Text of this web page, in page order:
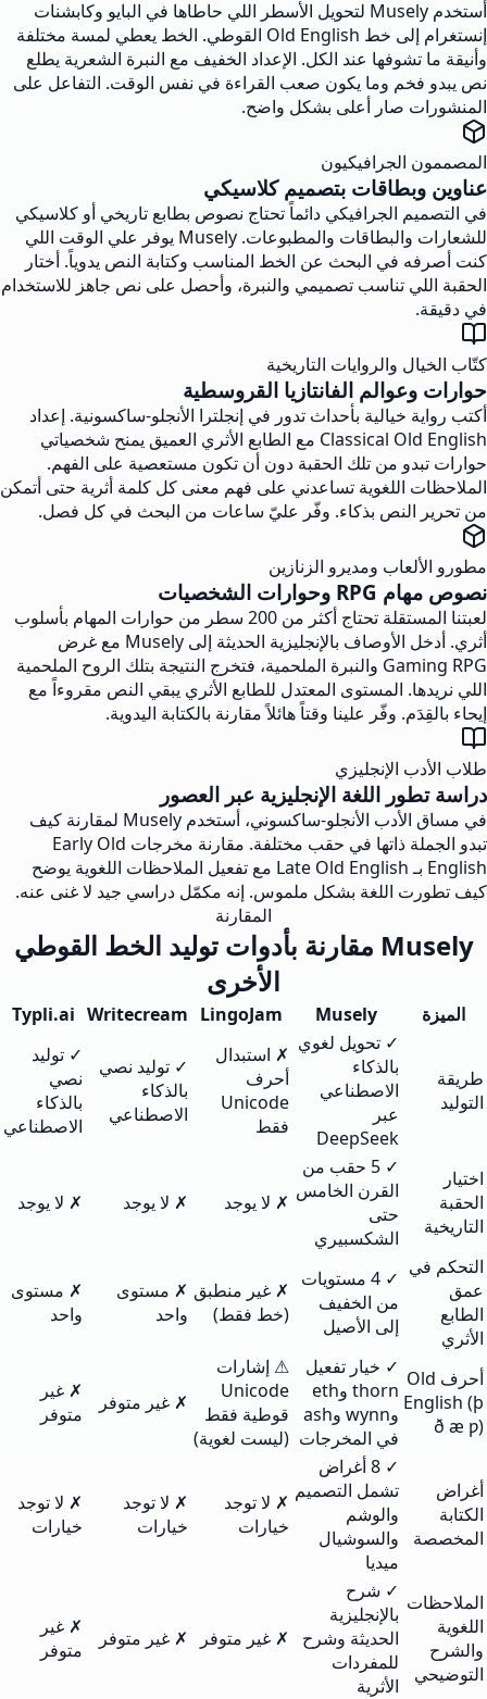
أستخدم Musely لتحويل الأسطر اللي حاطاها في البايو وكابشنات
إنستغرام إلى خط Old English القوطي. الخط يعطي لمسة مختلفة
وأنيقة ما تشوفها عند الكل. الإعداد الخفيف مع النبرة الشعرية يطلع
نص يبدو فخم وما يكون صعب القراءة في نفس الوقت. التفاعل على
المنشورات صار أعلى بشكل واضح.
المصممون الجرافيكيون
عناوين وبطاقات بتصميم كلاسيكي
في التصميم الجرافيكي دائماً تحتاج نصوص بطابع تاريخي أو كلاسيكي
للشعارات والبطاقات والمطبوعات. Musely يوفر علي الوقت اللي
كنت أصرفه في البحث عن الخط المناسب وكتابة النص يدوياً. أختار
الحقبة اللي تناسب تصميمي والنبرة، وأحصل على نص جاهز للاستخدام
في دقيقة.
كتّاب الخيال والروايات التاريخية
حوارات وعوالم الفانتازيا القروسطية
أكتب رواية خيالية بأحداث تدور في إنجلترا الأنجلو-ساكسونية. إعداد
Classical Old English مع الطابع الأثري العميق يمنح شخصياتي
حوارات تبدو من تلك الحقبة دون أن تكون مستعصية على الفهم.
الملاحظات اللغوية تساعدني على فهم معنى كل كلمة أثرية حتى أتمكن
من تحرير النص بذكاء. وفّر عليّ ساعات من البحث في كل فصل.
مطورو الألعاب ومديرو الزنازين
نصوص مهام RPG وحوارات الشخصيات
لعبتنا المستقلة تحتاج أكثر من 200 سطر من حوارات المهام بأسلوب
أثري. أدخل الأوصاف بالإنجليزية الحديثة إلى Musely مع غرض
Gaming RPG والنبرة الملحمية، فتخرج النتيجة بتلك الروح الملحمية
اللي نريدها. المستوى المعتدل للطابع الأثري يبقي النص مقروءاً مع
إيحاء بالقِدَم. وفّر علينا وقتاً هائلاً مقارنة بالكتابة اليدوية.
طلاب الأدب الإنجليزي
دراسة تطور اللغة الإنجليزية عبر العصور
في مساق الأدب الأنجلو-ساكسوني، أستخدم Musely لمقارنة كيف
تبدو الجملة ذاتها في حقب مختلفة. مقارنة مخرجات Early Old
English بـ Late Old English مع تفعيل الملاحظات اللغوية يوضح
كيف تطورت اللغة بشكل ملموس. إنه مكمّل دراسي جيد لا غنى عنه.
المقارنة
Musely مقارنة بأدوات توليد الخط القوطي
الأخرى
الميزة Musely
LingoJam
Writecream
Typli.ai
طريقة
التوليد
✓ تحويل لغوي
بالذكاء
الاصطناعي
عبر
DeepSeek
✗ استبدال
أحرف
Unicode
فقط
✓ توليد نصي
بالذكاء
الاصطناعي
✓ توليد
نصي
بالذكاء
الاصطناعي
اختيار
الحقبة
التاريخية
✓ 5 حقب من
القرن الخامس
حتى
الشكسبيري
✗ لا يوجد ✗ لا يوجد ✗ لا يوجد
التحكم في
عمق
الطابع
الأثري
✓ 4 مستويات
من الخفيف
إلى الأصيل
✗ غير منطبق
(خط فقط)
✗ مستوى
واحد
✗ مستوى
واحد
أحرف Old
English (þ
ð æ ƿ)
✓ خيار تفعيل
thorn وeth
وwynn وash
في المخرجات
⚠ إشارات
Unicode
قوطية فقط
(ليست لغوية)
✗ غير متوفر
✗ غير
متوفر
أغراض
الكتابة
المخصصة
✓ 8 أغراض
تشمل التصميم
والوشم
والسوشيال
ميديا
✗ لا توجد
خيارات
✗ لا توجد
خيارات
✗ لا توجد
خيارات
الملاحظات
اللغوية
والشرح
التوضيحي
✓ شرح
بالإنجليزية
الحديثة وشرح
للمفردات
الأثرية
✗ غير متوفر ✗ غير متوفر
✗ غير
متوفر